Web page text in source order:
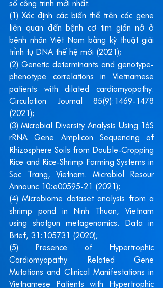
số công trình mới nhất:
(1) Xác định các biến thể trên các gene
liên quan đến bệnh cơ tim giản nở ở
bệnh nhân Việt Nam bằng kỹ thuật giải
trình tự DNA thế hệ mới (2021);
(2) Genetic determinants and genotype-
phenotype correlations in Vietnamese
patients with dilated cardiomyopathy.
Circulation Journal 85(9):1469-1478
(2021);
(3) Microbial Diversity Analysis Using 16S
rRNA Gene Amplicon Sequencing of
Rhizosphere Soils from Double-Cropping
Rice and Rice-Shrimp Farming Systems in
Soc Trang, Vietnam. Microbiol Resour
Announc 10:e00595-21 (2021);
(4) Microbiome dataset analysis from a
shrimp pond in Ninh Thuan, Vietnam
using shotgun metagenomics. Data in
Brief, 31:105731 (2020);
(5) Presence of Hypertrophic
Cardiomyopathy Related Gene
Mutations and Clinical Manifestations in
Vietnamese Patients with Hypertrophic